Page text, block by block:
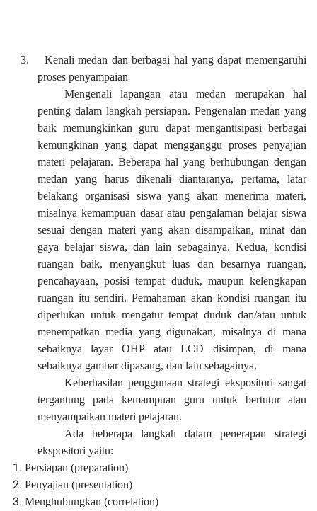
3.
Kenali medan dan berbagai hal yang dapat memengaruhi
proses penyampaian
Mengenali lapangan atau medan merupakan hal
penting dalam langkah persiapan. Pengenalan medan yang
baik memungkinkan guru dapat mengantisipasi berbagai
kemungkinan yang dapat mengganggu proses penyajian
materi pelajaran. Beberapa hal yang berhubungan dengan
medan yang harus dikenali diantaranya, pertama, latar
belakang organisasi siswa yang akan menerima materi,
misalnya kemampuan dasar atau pengalaman belajar siswa
sesuai dengan materi yang akan disampaikan, minat dan
gaya belajar siswa, dan lain sebagainya. Kedua, kondisi
ruangan baik, menyangkut luas dan besarnya ruangan,
pencahayaan, posisi tempat duduk, maupun kelengkapan
ruangan itu sendiri. Pemahaman akan kondisi ruangan itu
diperlukan untuk mengatur tempat duduk dan/atau untuk
menempatkan media yang digunakan, misalnya di mana
sebaiknya layar OHP atau LCD disimpan, di mana
sebaiknya gambar dipasang, dan lain sebagainya.
Keberhasilan penggunaan strategi ekspositori sangat
tergantung pada kemampuan guru untuk bertutur atau
menyampaikan materi pelajaran.
Ada beberapa langkah dalam penerapan strategi
ekspositori yaitu:
Persiapan (preparation)
Penyajian (presentation)
Menghubungkan (correlation)